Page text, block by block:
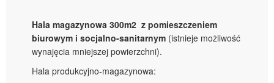
Hala magazynowa 300m2 z pomieszczeniem
biurowym i socjalno-sanitarnym (istnieje możliwość
wynajęcia mniejszej powierzchni).
Hala produkcyjno-magazynowa: